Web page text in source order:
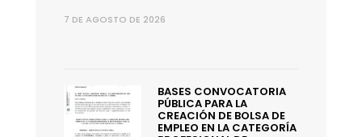
7 DE AGOSTO DE 2026
BASES CONVOCATORIA
PÚBLICA PARA LA
CREACIÓN DE BOLSA DE
EMPLEO EN LA CATEGORÍA